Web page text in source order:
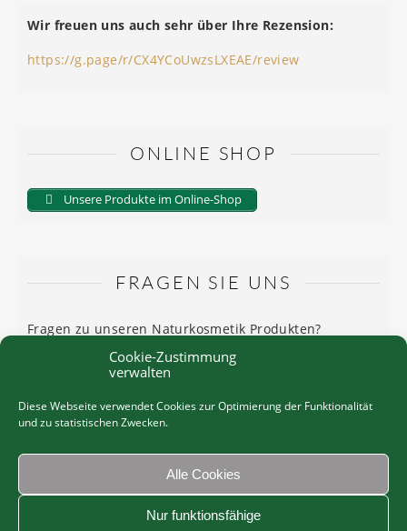
Cookie-Zustimmung
verwalten
Diese Webseite verwendet Cookies zur Optimierung der Funktionalität
und zu statistischen Zwecken.
Alle Cookies
Nur funktionsfähige
Wir freuen uns auch sehr über Ihre Rezension:
https://g.page/r/CX4YCoUwzsLXEAE/review
ONLINE SHOP
Unsere Produkte im Online-Shop
FRAGEN SIE UNS
Fragen zu unseren Naturkosmetik Produkten?
Wir beantworten Sie gerne, rufen Sie uns an: Tel:
emayrhofer@naturkosmetikjosefstadt.at